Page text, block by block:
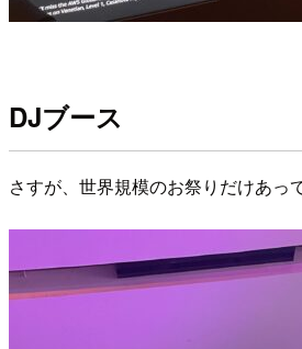
DJブース
さすが、世界規模のお祭りだけあ